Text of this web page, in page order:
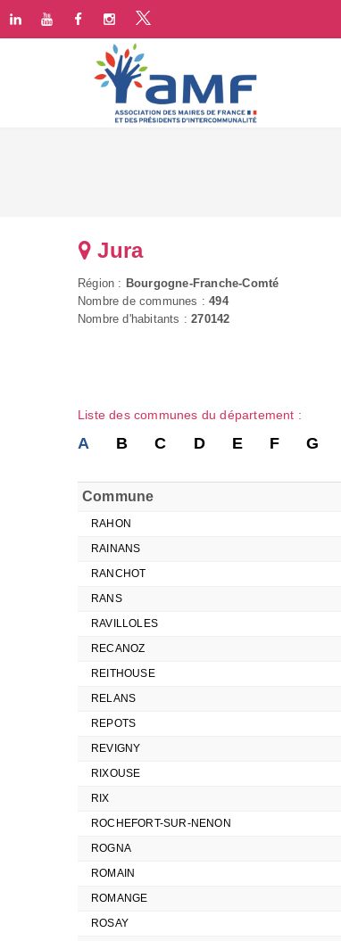
Jura
Région : Bourgogne-Franche-Comté
Nombre de communes :494
Nombre d'habitants :270142
Liste des communes du département :
A B C D E F G
Commune
RAHON
RAINANS
RANCHOT
RANS
RAVILLOLES
RECANOZ
REITHOUSE
RELANS
REPOTS
REVIGNY
RIXOUSE
RIX
ROCHEFORT-SUR-NENON
ROGNA
ROMAIN
ROMANGE
ROSAY